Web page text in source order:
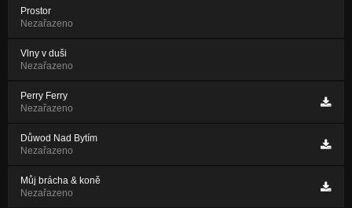
Prostor
Nezařazeno
Vlny v duši
Nezařazeno
Perry Ferry
Nezařazeno
Důwod Nad Bytím
Nezařazeno
Můj brácha & koně
Nezařazeno